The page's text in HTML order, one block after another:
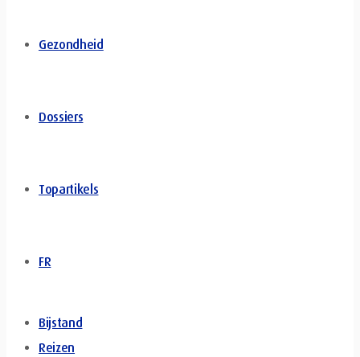
Gezondheid
Dossiers
Topartikels
FR
Bijstand
Reizen